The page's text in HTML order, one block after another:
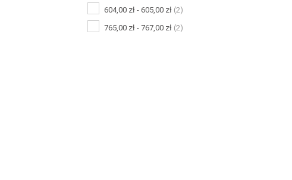
604,00 zł - 605,00 zł (2)
765,00 zł - 767,00 zł (2)